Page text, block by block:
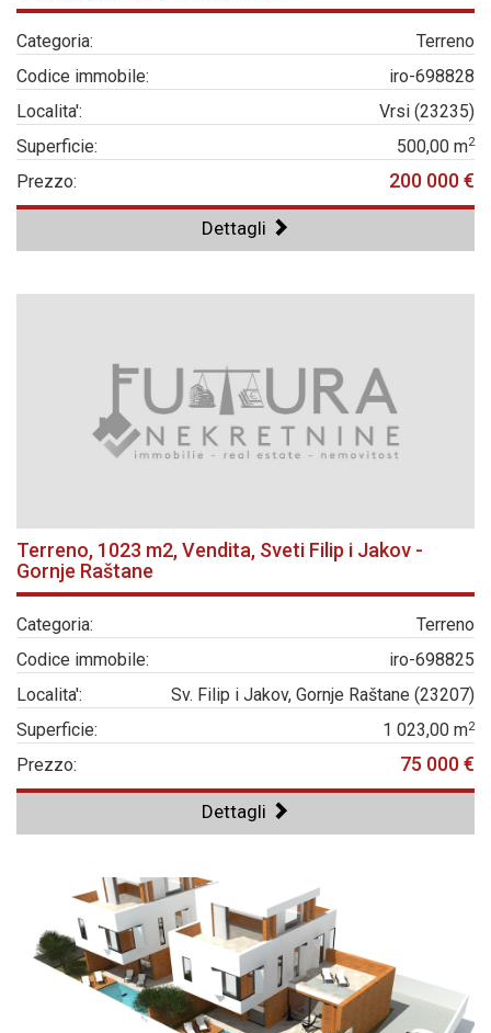
Categoria:
Terreno
Codice immobile:
iro-698828
Localita':
Vrsi (23235)
Superficie:
500,00 m2
Prezzo: 200 000 €
Dettagli
Terreno, 1023 m2, Vendita, Sveti Filip i Jakov -
Gornje Raštane
Categoria:
Terreno
Codice immobile:
iro-698825
Localita':
Sv. Filip i Jakov, Gornje Raštane (23207)
Superficie:
1 023,00 m2
Prezzo: 75 000 €
Dettagli